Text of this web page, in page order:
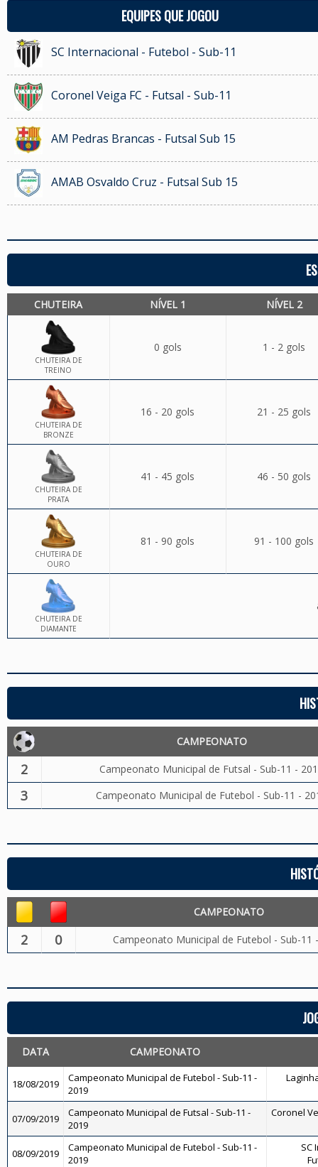
EQUIPES QUE JOGOU
SC Internacional - Futebol - Sub-11
Coronel Veiga FC - Futsal - Sub-11
AM Pedras Brancas - Futsal Sub 15
AMAB Osvaldo Cruz - Futsal Sub 15
CHUTEIRA NÍVEL 1 NÍVEL 2
CHUTEIRA DE
TREINO
0 gols 1 - 2 gols
CHUTEIRA DE
BRONZE
16 - 20 gols 21 - 25 gols
CHUTEIRA DE
PRATA
41 - 45 gols 46 - 50 gols
CHUTEIRA DE
OURO
81 - 90 gols 91 - 100 gols
CHUTEIRA DE
DIAMANTE
CAMPEONATO
2 Campeonato Municipal de Futsal - Sub-11 -
3 Campeonato Municipal de Futebol - Sub-11 -
CAMPEONATO
2 0 Campeonato Municipal de Futebol - Sub-11
DATA CAMPEONATO
18/08/2019
Campeonato Municipal de Futebol - Sub-11 -
2019
07/09/2019
Campeonato Municipal de Futsal - Sub-11 -
2019
Coronel
08/09/2019
Campeonato Municipal de Futebol - Sub-11 -
2019
SC